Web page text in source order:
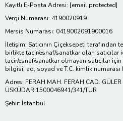
Kayıtlı E-Posta Adresi: [email protected]
Vergi Numarası: 4190020919
Mersis Numarası: 0419002091900016
İletişim: Satıcının Çiçeksepeti
birlikte tacir/esnaf/sanatkar olan satıcılar
tacir/esnaf/sanatkar olmayan satıcılar
bilgisi, ad, soyad ve T.C. kimlik numarası
Adres: FERAH MAH. FERAH CAD. GÜLER
ÜSKÜDAR 1500046941/341/TUR
Şehir: İstanbul